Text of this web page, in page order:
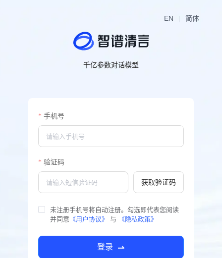
千亿参数对话模型
手机号
验证码
获取验证码
未注册手机号将自动注册。勾选即代表您阅读
并同意 《用户协议》 与 《隐私政策》
登录
EN 简体